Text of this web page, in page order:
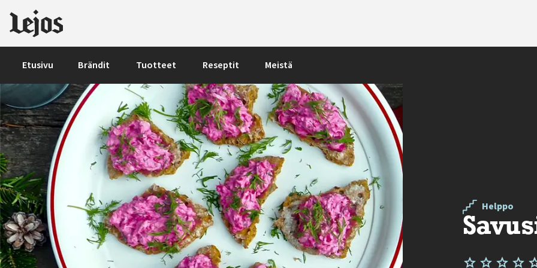
Siirry sisältöön
Etusivu Brändit Tuotteet Reseptit Meistä
Helppo